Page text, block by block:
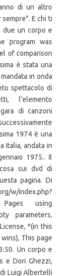
di un altro
E chi ti
due un corpo e
program was
of comparison
è stata una
in onda
spettacolo di
l’elemento
di canzoni
1974 è una
Italia, andata in
1975.. Il
sui dvd di
pagina. Di
w/index.php?
Pages using
parameters,
*(in this
This page
Un corpo e
e Dori Ghezzi,
Luigi Albertelli